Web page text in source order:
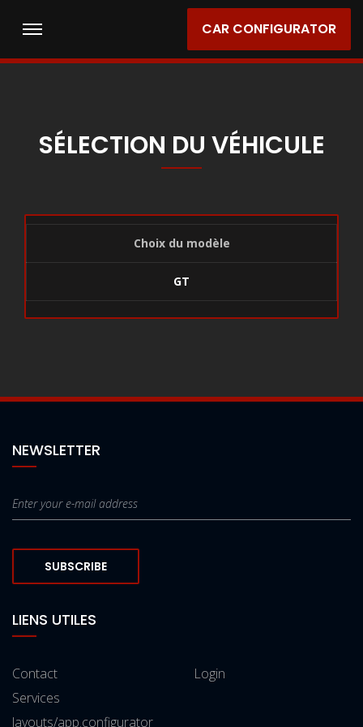
CAR CONFIGURATOR
SÉLECTION DU VÉHICULE
Choix du modèle
GT
NEWSLETTER
SUBSCRIBE
LIENS UTILES
Contact
Services
layouts/app.configurator
Login